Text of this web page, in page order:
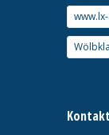
Kontakt